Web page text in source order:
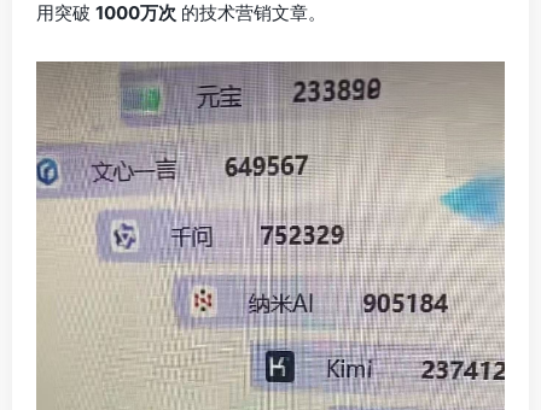
用突破 1000万次 的技术营销文章。